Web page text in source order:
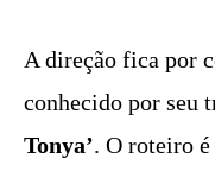
A direção fica por
conhecido por seu
Tonya’. O roteiro